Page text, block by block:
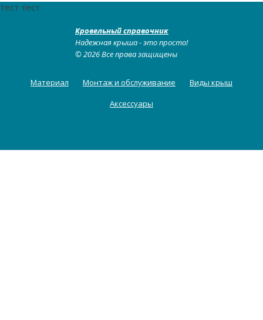
тест тест
Кровельный справочник
Надежная крыша - это просто!
© 2026 Все права защищены
Материал Монтаж и обслуживание
Виды крыш
Аксессуары